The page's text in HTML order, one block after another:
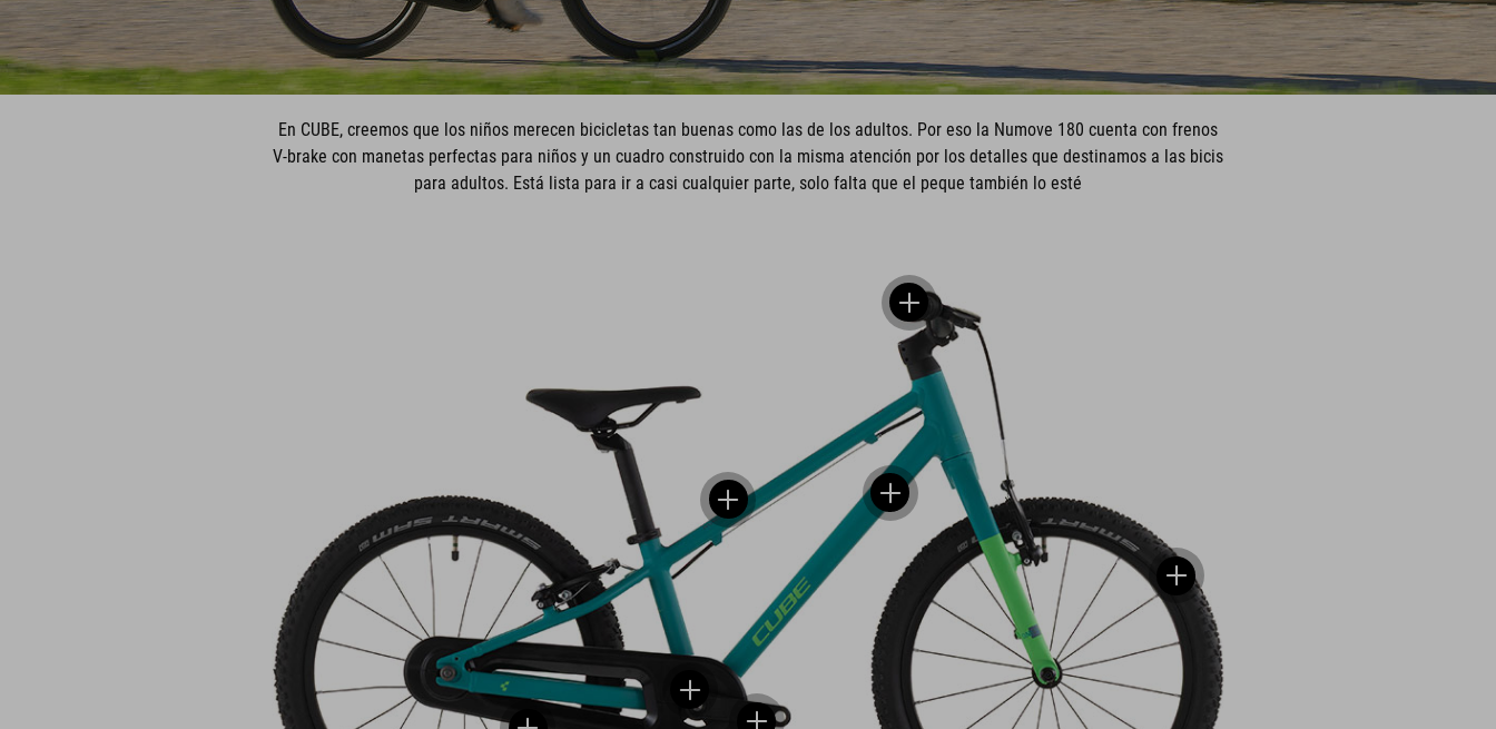
En CUBE, creemos que los niños merecen bicicletas tan buenas como las de los adultos. Por eso la Numove 180 cuenta con frenos
V-brake con manetas perfectas para niños y un cuadro construido con la misma atención por los detalles que destinamos a las bicis
para adultos. Está lista para ir a casi cualquier parte, solo falta que el peque también lo esté